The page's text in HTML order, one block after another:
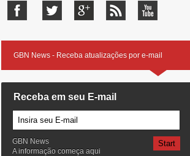
GBN News - Receba atualizações por e-mail
Receba em seu E-mail
GBN News
A informação começa aqui